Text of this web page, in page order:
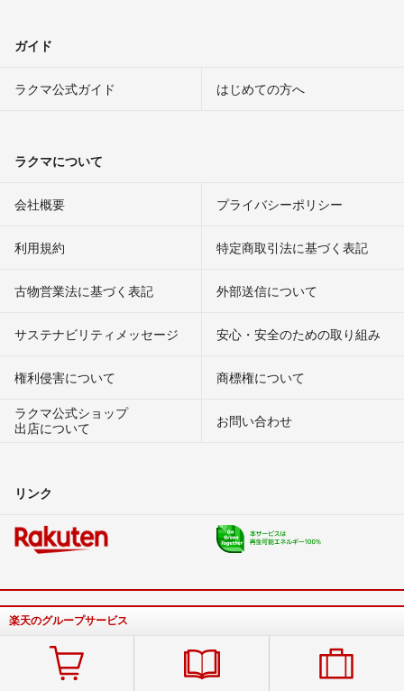
ガイド
ラクマ公式ガイド はじめての方へ
ラクマについて
会社概要 プライバシーポリシー
利用規約 特定商取引法に基づく表記
古物営業法に基づく表記 外部送信について
サステナビリティメッセージ 安心・安全のための取り組み
権利侵害について
商標権について
ラクマ公式ショップ
出店について
お問い合わせ
リンク
楽天のグループサービス